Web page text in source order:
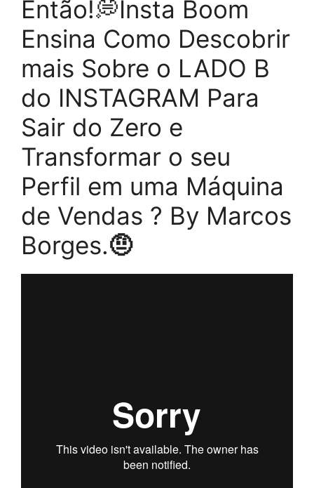
Então!💭Insta Boom
Ensina Como Descobrir
mais Sobre o LADO B
do INSTAGRAM Para
Sair do Zero e
Transformar o seu
Perfil em uma Máquina
de Vendas ? By Marcos
Borges.🤨